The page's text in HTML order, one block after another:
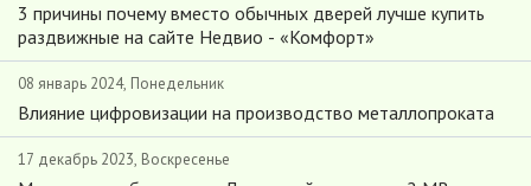
3 причины почему вместо обычных дверей лучше купить
раздвижные на сайте Недвио - «Комфорт»
08 январь 2024, Понедельник
Влияние цифровизации на производство металлопроката
17 декабрь 2023, Воскресенье